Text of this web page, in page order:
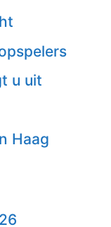
u uit
Haag